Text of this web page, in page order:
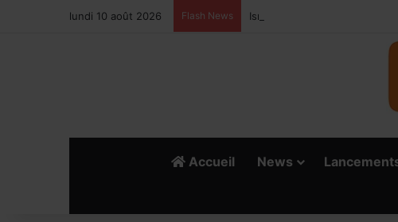
lundi 10 août 2026 Flash News Ismail Bellali : Le vrai défi du
Accueil News